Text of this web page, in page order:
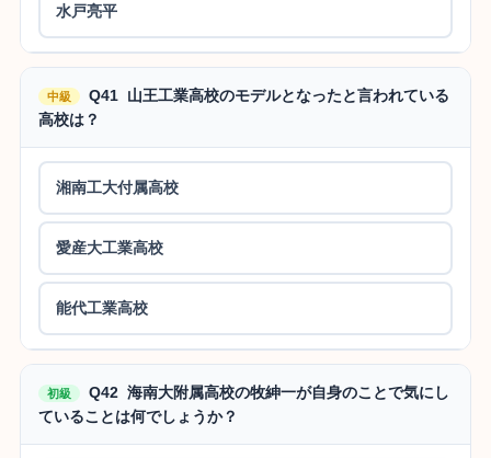
水戸亮平
中級
Q41 山王工業高校のモデルとなったと言われている
高校は？
湘南工大付属高校
愛産大工業高校
能代工業高校
初級
Q42 海南大附属高校の牧紳一が自身のことで気にし
ていることは何でしょうか？